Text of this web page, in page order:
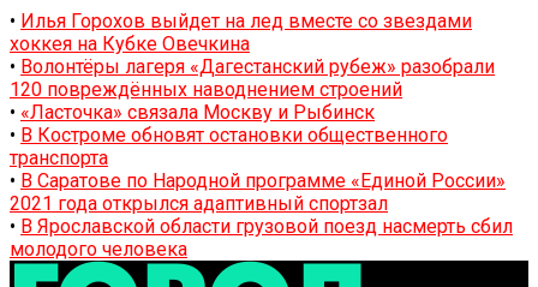
• Илья Горохов выйдет на лед вместе со звездами
хоккея на Кубке Овечкина
• Волонтёры лагеря «Дагестанский рубеж» разобрали
120 повреждённых наводнением строений
• «Ласточка» связала Москву и Рыбинск
• В Костроме обновят остановки общественного
транспорта
• В Саратове по Народной программе «Единой России»
2021 года открылся адаптивный спортзал
• В Ярославской области грузовой поезд насмерть сбил
молодого человека